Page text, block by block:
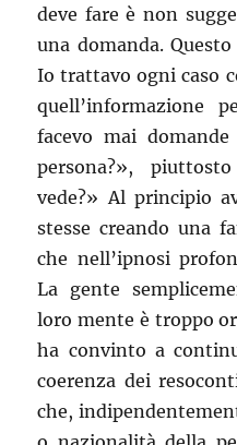
deve fare è non
una domanda.
Io trattavo ogni caso
quell’informazione
facevo mai
persona?»,
vede?» Al principio
stesse creando una
che nell’ipnosi
La gente
loro mente è troppo
ha convinto a
coerenza dei
che,